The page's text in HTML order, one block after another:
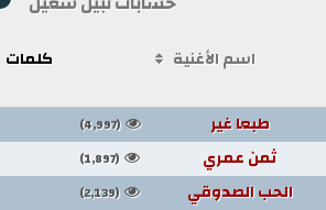
اسم الأغنية كلمات
طبعا غير (4,997)
ثمن عمري (1,897)
الحب الصدوقي (2,139)